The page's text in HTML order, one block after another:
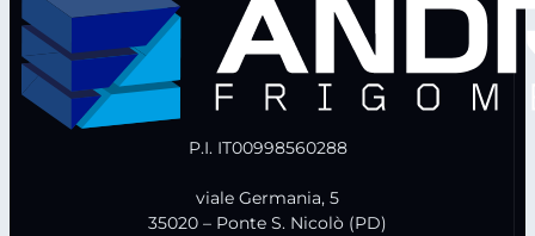
P.I. IT00998560288
viale Germania, 5
35020 – Ponte S. Nicolò (PD)